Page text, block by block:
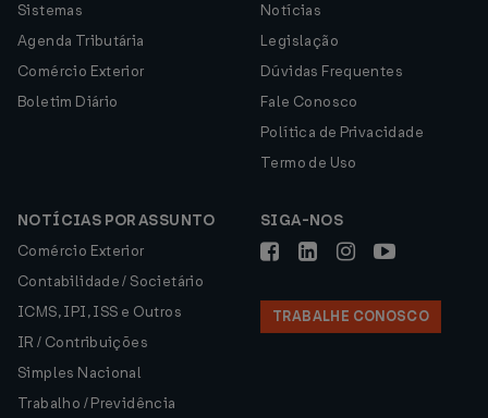
Sistemas
Agenda Tributária
Comércio Exterior
Boletim Diário
Notícias
Legislação
Dúvidas Frequentes
Fale Conosco
Política de Privacidade
Termo de Uso
NOTÍCIAS POR ASSUNTO
Comércio Exterior
Contabilidade / Societário
ICMS, IPI, ISS e Outros
IR / Contribuições
Simples Nacional
Trabalho / Previdência
SIGA-NOS
TRABALHE CONOSCO